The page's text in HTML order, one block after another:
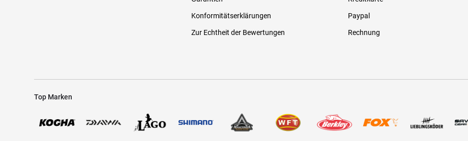
Konformitätserklärungen
Zur Echtheit der Bewertungen
Paypal
Rechnung
Top Marken